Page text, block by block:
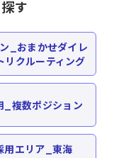
す
_おまかせダイレ
リクルーティング
_複数ポジション
用エリア_東海